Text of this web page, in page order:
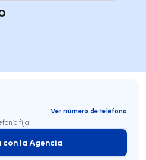
Ver número de teléfono
fija
Contacta con la Agencia
la Agencia